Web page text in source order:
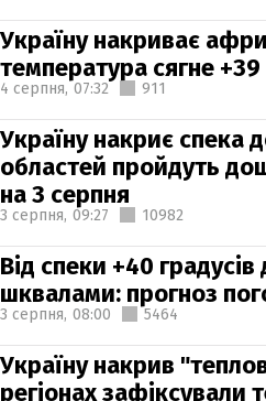
Україну накриває
температура сягне +39
4 серпня, 07:32 911
Україну накриє спека
областей пройдуть
на 3 серпня
3 серпня, 09:27 10982
Від спеки +40 градусів
шквалами: прогноз
3 серпня, 08:00 5464
Україну накрив
регіонах зафіксували